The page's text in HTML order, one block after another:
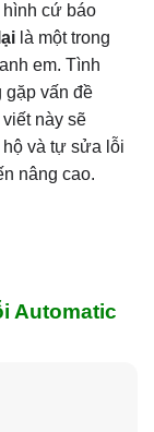
cứ báo
là một trong
em. Tình
gặp vấn đề
này sẽ
và tự sửa lỗi
nâng cao.
Automatic